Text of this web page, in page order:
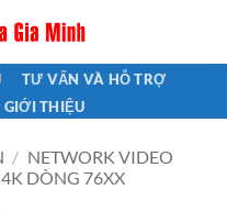
TƯ VẤN VÀ HỖ TRỢ
GIỚI THIỆU
/ NETWORK VIDEO
DÒNG 76XX